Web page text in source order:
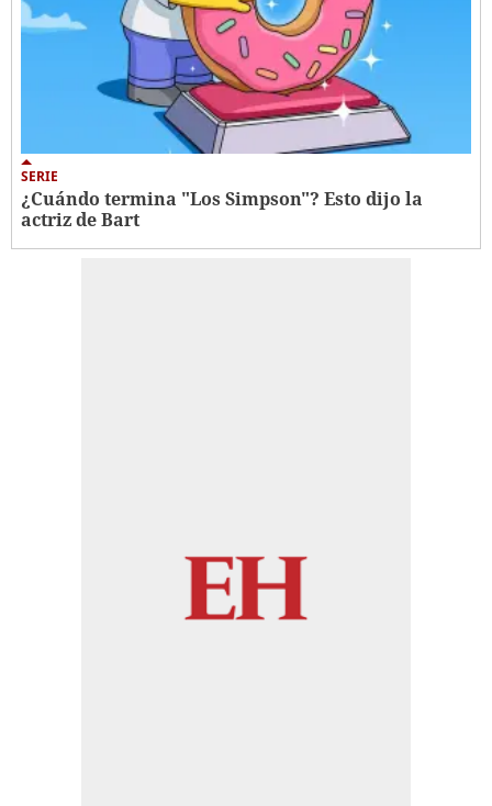
SERIE
¿Cuándo termina "Los Simpson"? Esto dijo la
actriz de Bart